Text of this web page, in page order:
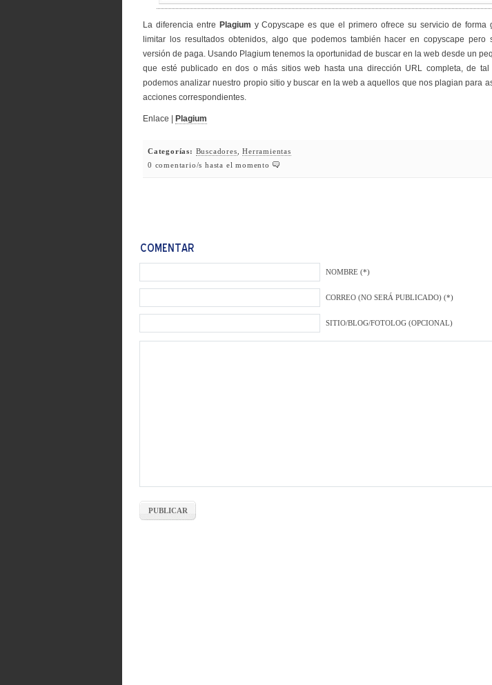
La diferencia entre Plagium y Copyscape es que el primero ofrece su servicio de forma
limitar los resultados obtenidos, algo que podemos también hacer en copyscape pero
versión de paga. Usando Plagium tenemos la oportunidad de buscar en la web desde un
que esté publicado en dos o más sitios web hasta una dirección URL completa, de tal
podemos analizar nuestro propio sitio y buscar en la web a aquellos que nos plagian para
acciones correspondientes.
Enlace | Plagium
Categorías: Buscadores ,Herramientas
0 comentario/s hasta el momento
NOMBRE (*)
CORREO (NO SERÁ PUBLICADO) (*)
SITIO/BLOG/FOTOLOG (OPCIONAL)